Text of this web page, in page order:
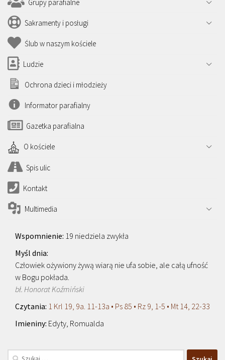
Grupy parafialne
Sakramenty i posługi
Ślub w naszym kościele
Ludzie
Ochrona dzieci i młodzieży
Informator parafialny
Gazetka parafialna
O kościele
Spis ulic
Kontakt
Multimedia
19 niedziela zwykła
Człowiek ożywiony żywą wiarą nie ufa sobie, ale całą ufność
w Bogu pokłada.
bł. Honorat Koźmiński
1 Krl 19, 9a. 11-13a • Ps 85 • Rz 9, 1-5 • Mt 14, 22-33
Edyty, Romualda
Szukaj: